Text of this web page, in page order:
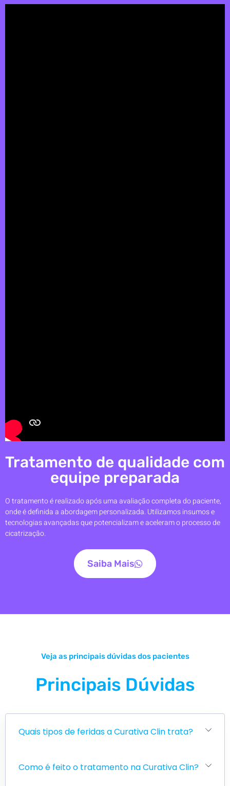
Tratamento de qualidade com
equipe preparada
O tratamento é realizado após uma avaliação completa do paciente,
onde é definida a abordagem personalizada. Utilizamos insumos e
tecnologias avançadas que potencializam e aceleram o processo de
cicatrização.
Saiba Mais
Veja as principais dúvidas dos pacientes
Principais Dúvidas
Quais tipos de feridas a Curativa Clin trata?
Como é feito o tratamento na Curativa Clin?